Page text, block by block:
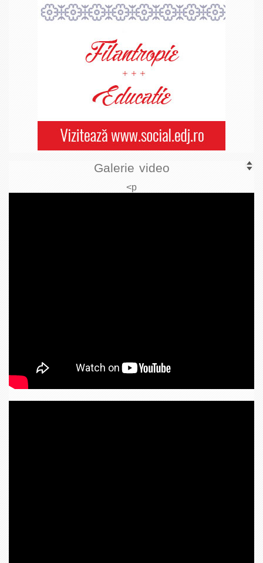
Galerie video
<p